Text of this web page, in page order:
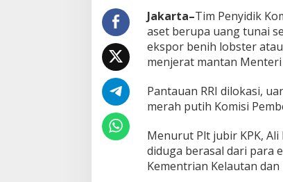
3
M
i
i
r
Jakarta–Tim Penyidik
aset berupa uang tunai
ekspor benih lobster
menjerat mantan Menteri
Pantauan RRI dilokasi,
merah putih Komisi
Menurut Plt jubir KPK,
diduga berasal dari para
Kementrian Kelautan dan